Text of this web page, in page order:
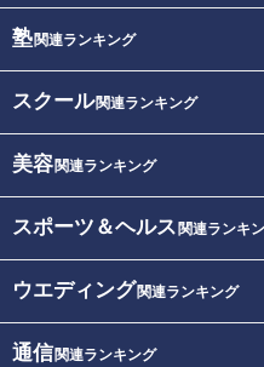
塾関連ランキング
スクール関連ランキング
美容関連ランキング
スポーツ＆ヘルス 関連ランキ
ウエディング関連ランキング
通信関連ランキング